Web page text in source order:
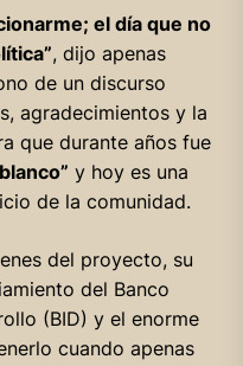
el día que no
, dijo apenas
de un discurso
agradecimientos y la
que durante años fue
y hoy es una
de la comunidad.
del proyecto, su
del Banco
(BID) y el enorme
cuando apenas